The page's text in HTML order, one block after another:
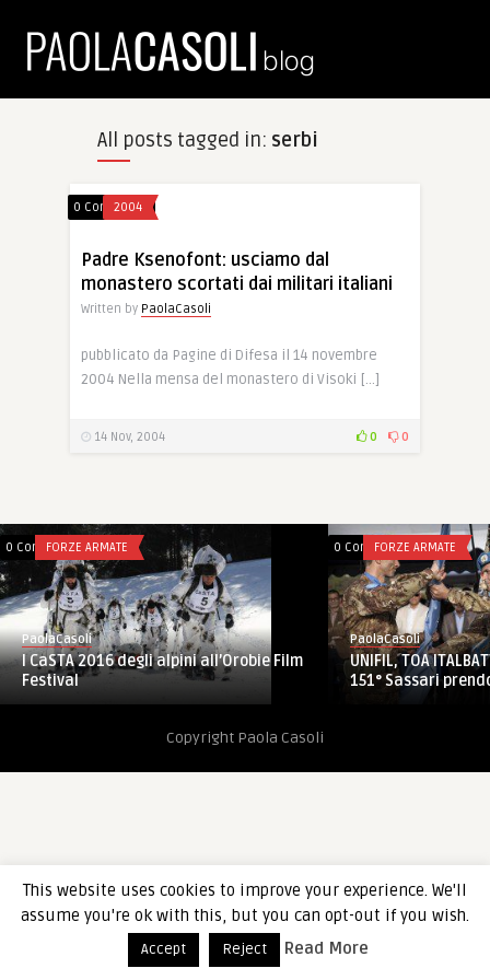
All posts tagged in: serbi
0 Comments
2004
Padre Ksenofont: usciamo dal
monastero scortati dai militari italiani
Written by PaolaCasoli
pubblicato da Pagine di Difesa il 14 novembre
2004 Nella mensa del monastero di Visoki […]
14 Nov, 2004 0 0
0 CommentsFORZE ARMATE
PaolaCasoli
I CaSTA 2016 degli alpini all’Orobie Film
Festival
0 CommentsFORZE ARMATE
PaolaCasoli
UNIFIL, TOA
151° Sassari
Copyright Paola Casoli
This website uses cookies to improve your experience. We'll
assume you're ok with this, but you can opt-out if you wish.
Accept Reject Read More